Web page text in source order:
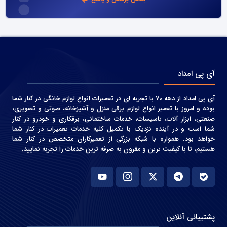
آی پی امداد
آی پی امداد از دهه 70 با تجربه ای در تعمیرات انواع لوازم خانگی در کنار شما
بوده و امروز با تعمیر انواع لوازم برقی منزل و آشپزخانه، صوتی و‌ تصویری،
صنعتی، ابزار آلات، تاسیسات، خدمات ساختمانی، برقکاری و خودرو در کنار
شما است و در آینده نزدیک با تکمیل کلیه خدمات تعمیرات در کنار شما
خواهد بود. همواره با شبکه بزرگی از تعمیرکاران متخصص در کنار شما
هستیم، تا با کیفیت ترین و مقرون به صرفه ترین خدمات را تجربه نمایید.
پشتیبانی آنلاین